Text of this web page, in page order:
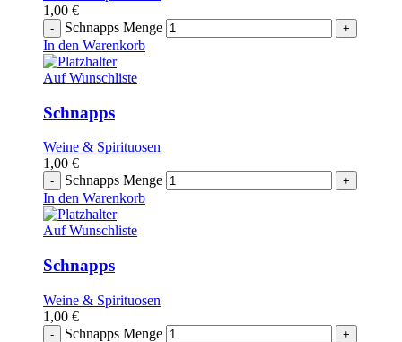
1,00 €
Schnapps Menge
In den Warenkorb
Auf Wunschliste
Schnapps
Weine & Spirituosen
1,00 €
Schnapps Menge
In den Warenkorb
Auf Wunschliste
Schnapps
Weine & Spirituosen
1,00 €
Schnapps Menge